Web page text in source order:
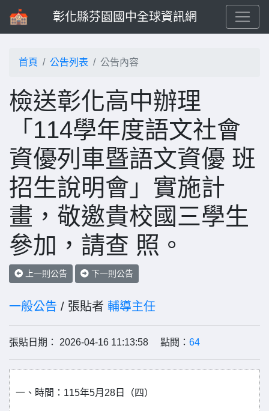
彰化縣芬園國中全球資訊網
首頁 公告列表 公告內容
檢送彰化高中辦理
「114學年度語文社會
資優列車暨語文資優 班
招生說明會」實施計
畫，敬邀貴校國三學生
參加，請查 照。
上一則公告 下一則公告
一般公告 / 張貼者 輔導主任
張貼日期： 2026-04-16 11:13:58 點閱： 64
一、時間：115年5月28日（四）